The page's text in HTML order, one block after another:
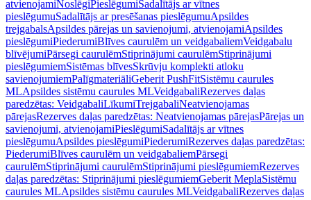
atvienojamiNoslēgiPieslēgumiSadalītājs ar vītnes
pieslēgumuSadalītājs ar presēšanas pieslēgumuApsildes
trejgabalsApsildes pārejas un savienojumi, atvienojamiApsildes
pieslēgumiPiederumiBlīves caurulēm un veidgabaliemVeidgabalu
blīvējumiPārsegi caurulēmStiprinājumi caurulēmStiprinājumi
pieslēgumiemSistēmas blīvesSkrūvju komplekti atloku
savienojumiemPalīgmateriāliGeberit PushFitSistēmu caurules
MLApsildes sistēmu caurules MLVeidgabaliRezerves daļas
paredzētas: VeidgabaliLīkumiTrejgabaliNeatvienojamas
pārejasRezerves daļas paredzētas: Neatvienojamas pārejasPārejas un
savienojumi, atvienojamiPieslēgumiSadalītājs ar vītnes
pieslēgumuApsildes pieslēgumiPiederumiRezerves daļas paredzētas:
PiederumiBlīves caurulēm un veidgabaliemPārsegi
caurulēmStiprinājumi caurulēmStiprinājumi pieslēgumiemRezerves
daļas paredzētas: Stiprinājumi pieslēgumiemGeberit MeplaSistēmu
caurules MLApsildes sistēmu caurules MLVeidgabaliRezerves daļas